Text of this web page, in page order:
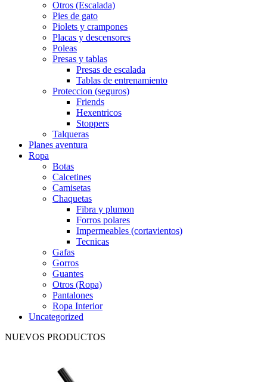
Otros (Escalada)
Pies de gato
Piolets y crampones
Placas y descensores
Poleas
Presas y tablas
Presas de escalada
Tablas de entrenamiento
Proteccion (seguros)
Friends
Hexentricos
Stoppers
Talqueras
Planes aventura
Ropa
Botas
Calcetines
Camisetas
Chaquetas
Fibra y plumon
Forros polares
Impermeables (cortavientos)
Tecnicas
Gafas
Gorros
Guantes
Otros (Ropa)
Pantalones
Ropa Interior
Uncategorized
NUEVOS PRODUCTOS